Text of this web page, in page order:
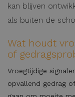
kan blijven
als buiten de
Wat houdt
of
Vroegtijdige
opvallend gedrag